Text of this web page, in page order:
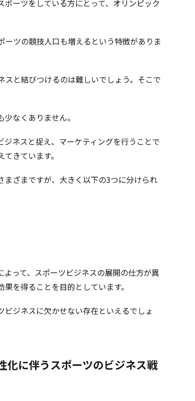
ーツをしている方にとって、オリンピック
ツの競技人口も増えるという特徴がありま
と結びつけるのは難しいでしょう。そこで
なくありません。
ネスと捉え、マーケティングを行うことで
きています。
ざまですが、大きく以下の3つに分けられ
って、スポーツビジネスの展開の仕方が異
を得ることを目的としています。
ジネスに欠かせない存在といえるでしょ
化に伴うスポーツのビジネス戦